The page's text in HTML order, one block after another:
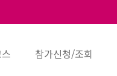
참가신청/조회